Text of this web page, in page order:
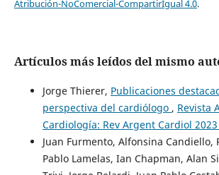
Atribución-NoComercial-CompartirIgual 4.0.
Artículos más leídos del mismo
Jorge Thierer, Publicaciones
perspectiva del cardiólogo , Revista
Cardiología: Rev Argent Cardiol 2023
Juan Furmento, Alfonsina Candiello,
Pablo Lamelas, Ian Chapman, Alan